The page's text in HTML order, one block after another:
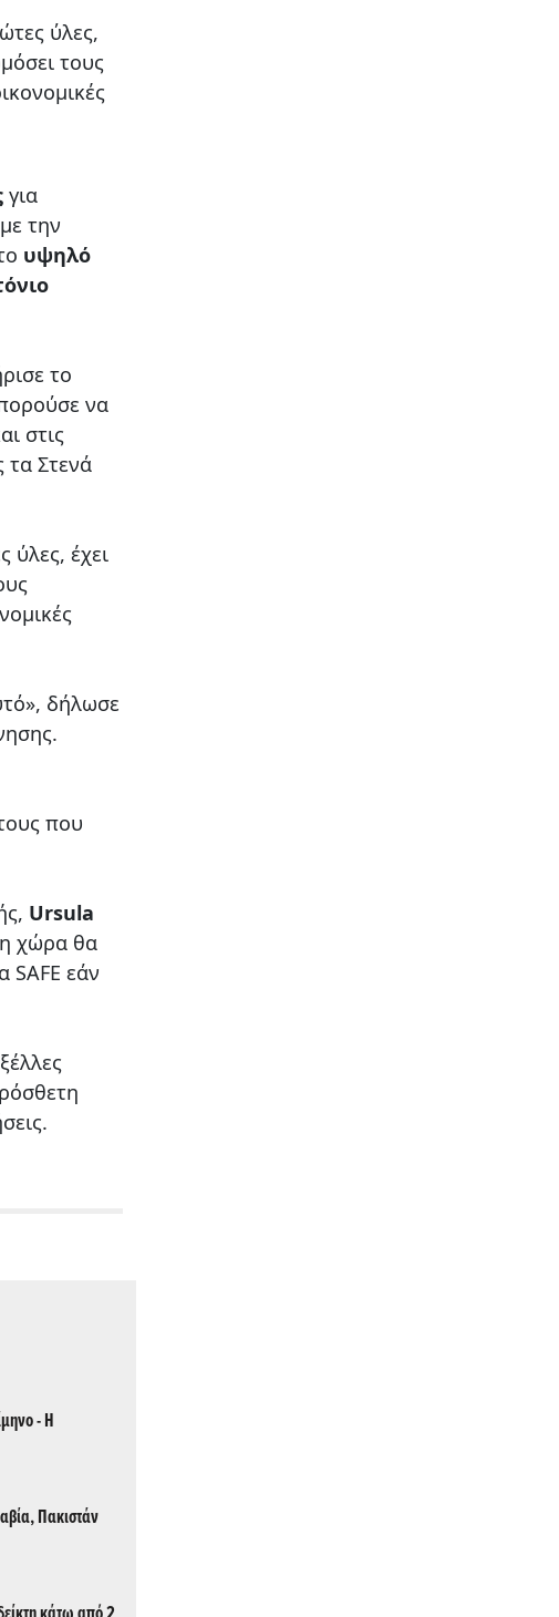
ύλες,
τους
για
την
υψηλό
το
να
στις
τα Στενά
ύλες, έχει
δήλωσε
που
Ursula
η χώρα θα
εάν
- Η
Πακιστάν